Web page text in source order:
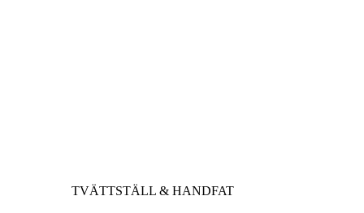
TVÄTTSTÄLL & HANDFAT